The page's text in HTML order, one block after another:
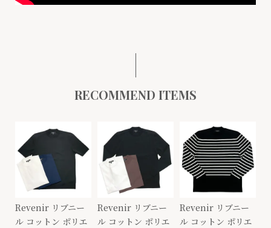
RECOMMEND ITEMS
Revenir リブニー
ル コットン ポリエ
Revenir リブニー
ル コットン ポリエ
Revenir リブニー
ル コットン ポリエ